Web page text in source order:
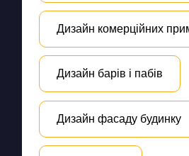
Дизайн комерційних
Дизайн барів і пабів
Дизайн фасаду будинку